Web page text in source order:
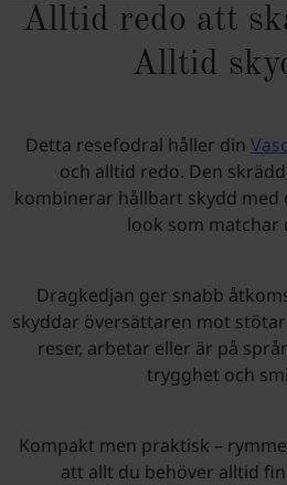
Alltid redo att
Alltid
Detta resefodral håller din
och alltid redo. Den
kombinerar hållbart skydd med
look som matchar
Dragkedjan ger snabb
skyddar översättaren mot
reser, arbetar eller är på
trygghet och
Kompakt men praktisk –
att allt du behöver alltid